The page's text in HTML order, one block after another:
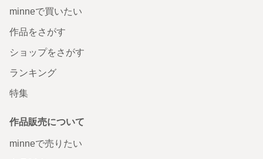
minneで買いたい
作品をさがす
ショップをさがす
ランキング
特集
作品販売について
minneで売りたい